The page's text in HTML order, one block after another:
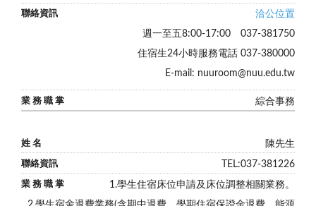
洽公位置
週一至五8:00-17:00 037-381750
住宿生24小時服務電話 037-380000
E-mail: nuuroom@nuu.edu.tw
綜合事務
陳先生
TEL:037-381226
1.學生住宿床位申請及床位調整相關業務。